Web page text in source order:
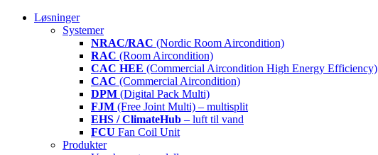
Løsninger
Systemer
NRAC/RAC (Nordic Room Aircondition)
RAC (Room Aircondition)
CAC HEE (Commercial Aircondition High Energy Efficiency)
CAC (Commercial Aircondition)
DPM (Digital Pack Multi)
FJM (Free Joint Multi) – multisplit
EHS / ClimateHub – luft til vand
FCU Fan Coil Unit
Produkter